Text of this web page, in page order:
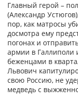
Главный герой –
(Александр
пор, как матросы
досмотра ему
погонах и
армии в Галлиполи
беженцами в
Львович
свою Россию, не
медведь с